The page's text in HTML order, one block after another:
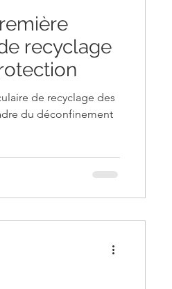
recyclage
de recyclage des
du déconfinement